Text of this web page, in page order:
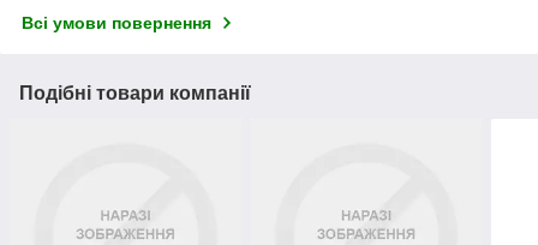
Всі умови повернення
Подібні товари компанії